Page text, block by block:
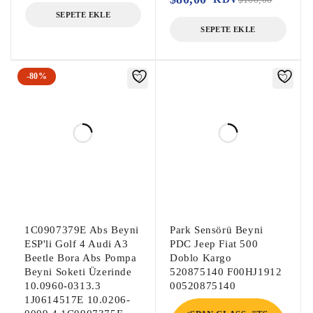
Yakıt Pompa Beyni, Enjektör Beyni,
Ünitesi, Audi A4 Çıkma Kapı Beyni,
Audi A6 Kapı Beyni, Audi A6 Kapı Kontrol
Ünitesi, Audi Q5 Çıkma Kapı Beyni,
SEPETE EKLE
SEPETE EKLE
-80%
1C0907379E Abs Beyni
ESP'li Golf 4 Audi A3
Beetle Bora Abs Pompa
Beyni Soketi Üzerinde
10.0960-0313.3
1J0614517E 10.0206-
Park Sensörü Beyni
PDC Jeep Fiat 500
Doblo Kargo
520875140 F00HJ1912
00520875140